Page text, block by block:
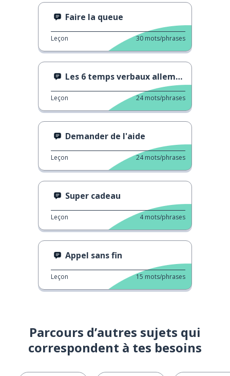
Faire la queue
Leçon 30 mots/phrases
Les 6 temps verbaux allemands.
Leçon 24 mots/phrases
Demander de l'aide
Leçon 24 mots/phrases
Super cadeau
Leçon 4 mots/phrases
Appel sans fin
Leçon 15 mots/phrases
Parcours d’autres sujets qui
correspondent à tes besoins